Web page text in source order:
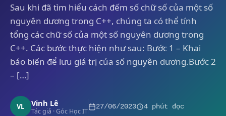
Sau khi đã tìm hiểu cách đếm số chữ số của một số
nguyên dương trong C++, chúng ta có thể tính
tổng các chữ số của một số nguyên dương trong
C++. Các bước thực hiện như sau: Bước 1 – Khai
báo biến để lưu giá trị của số nguyên dương.Bước 2
– […]
VL Vinh Lê
Tác giả · Góc Học IT
27/06/2023 4 phút đọc